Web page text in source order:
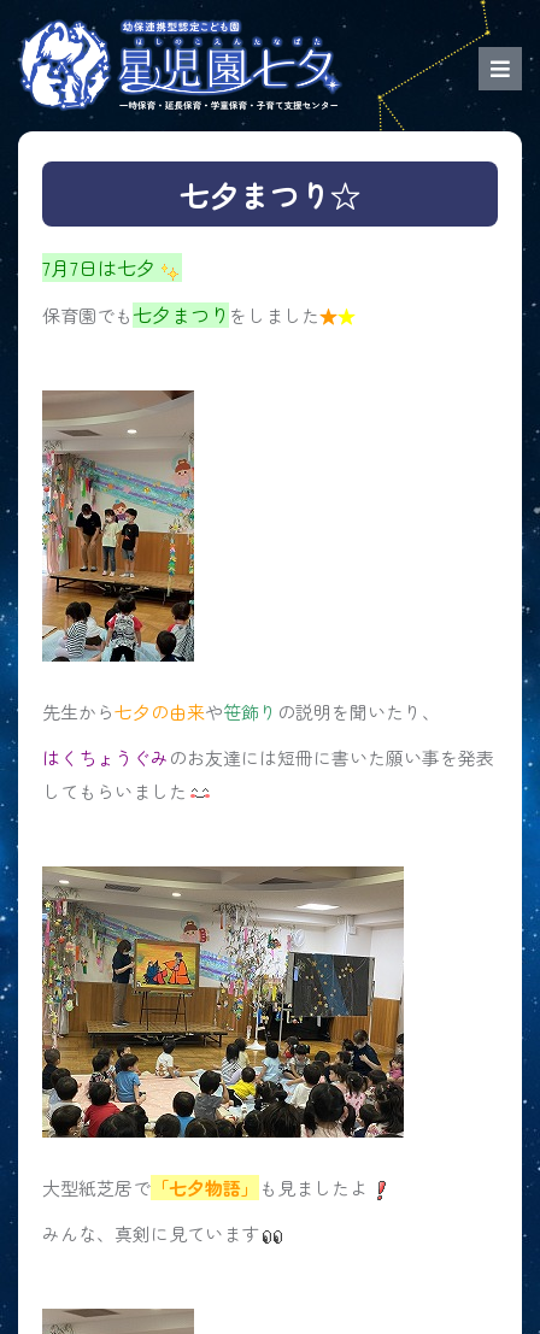
七夕まつり☆
7月7日は七夕
保育園でも七夕まつり をしました★★
先生から七夕の由来や笹飾り の説明を聞いたり、
はくちょうぐみのお友達には短冊に書いた願い事を発表
してもらいました
大型紙芝居で 「七夕物語」
も見ましたよ
みんな、真剣に見ています